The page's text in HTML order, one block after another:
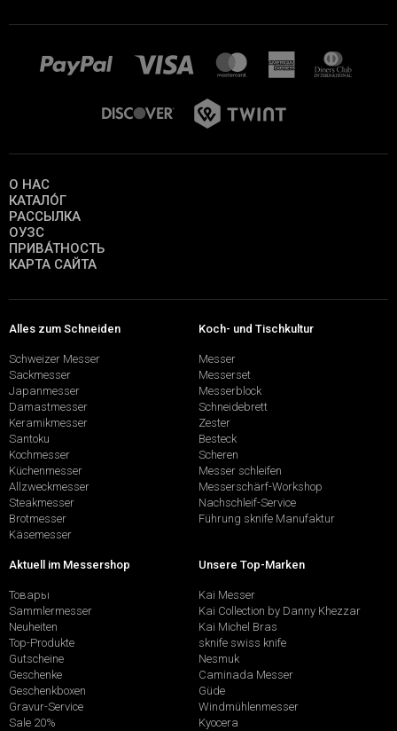
О НАС
КАТАЛО́Г
РАССЫЛКА
ОУЗС
ПРИВА́ТНОСТЬ
КАРТА САЙТА
Alles zum Schneiden
Schweizer Messer
Sackmesser
Japanmesser
Damastmesser
Keramikmesser
Santoku
Kochmesser
Küchenmesser
Allzweckmesser
Steakmesser
Brotmesser
Käsemesser
Koch- und Tischkultur
Messer
Messerset
Messerblock
Schneidebrett
Zester
Besteck
Scheren
Messer schleifen
Messerschärf-Workshop
Nachschleif-Service
Führung sknife Manufaktur
Aktuell im Messershop
Товары
Sammlermesser
Neuheiten
Top-Produkte
Gutscheine
Geschenke
Geschenkboxen
Gravur-Service
Sale 20%
Unsere Top-Marken
Kai Messer
Kai Collection by Danny Khezzar
Kai Michel Bras
sknife swiss knife
Nesmuk
Caminada Messer
Güde
Windmühlenmesser
Kyocera